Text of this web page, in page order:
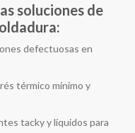
soluciones de
defectuosas en
térmico mínimo y
tacky y líquidos para